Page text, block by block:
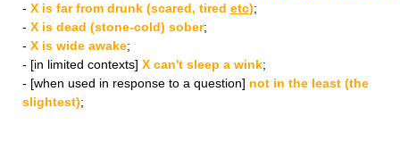
- X is far from drunk (scared, tired etc);
- X is dead (stone-cold) sober;
- X is wide awake;
- [in limited contexts] X can't sleep a wink;
- [when used in response to a question] not in the least (the
slightest);